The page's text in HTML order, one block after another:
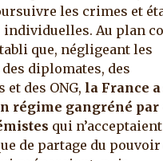
les crimes et
Au plan
que, négligeant les
diplomates, des
des ONG, la France
régime gangréné par
qui
de partage du pouvoir